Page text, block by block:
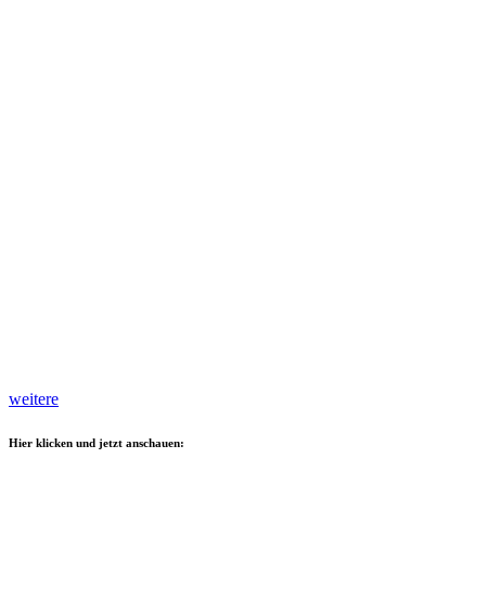
weitere
Hier klicken und jetzt anschauen: